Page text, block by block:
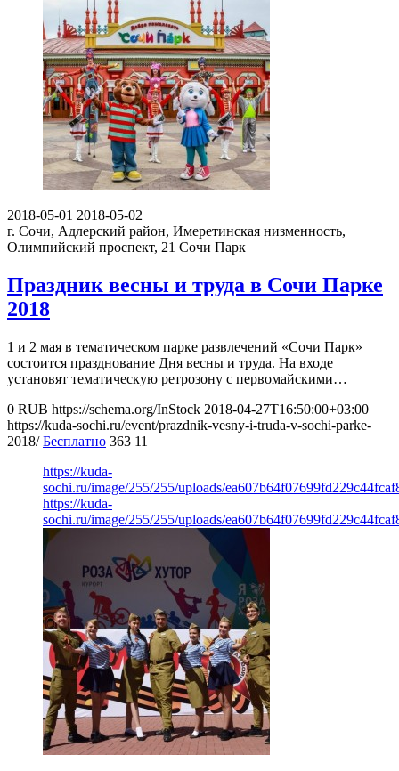
2018-05-01 2018-05-02
г. Сочи, Адлерский район, Имеретинская низменность,
Олимпийский проспект, 21 Сочи Парк
Праздник весны и труда в Сочи Парке
2018
1 и 2 мая в тематическом парке развлечений «Сочи Парк»
состоится празднование Дня весны и труда. На входе
установят тематическую ретрозону с первомайскими…
0 RUB https://schema.org/InStock 2018-04-27T16:50:00+03:00
https://kuda-sochi.ru/event/prazdnik-vesny-i-truda-v-sochi-parke-
2018/ Бесплатно 363 11
https://kuda-
sochi.ru/image/255/255/uploads/
https://kuda-
sochi.ru/image/255/255/uploads/